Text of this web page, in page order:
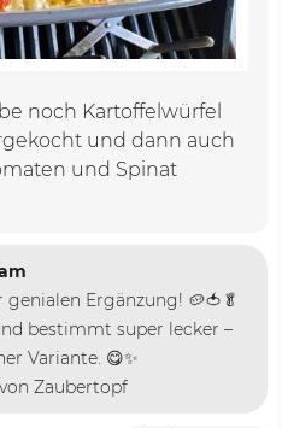
noch Kartoffelwürfel
und dann auch
und Spinat
Ergänzung! 🥔🍅🥬
bestimmt super lecker –
Variante. 😋✨
Zaubertopf